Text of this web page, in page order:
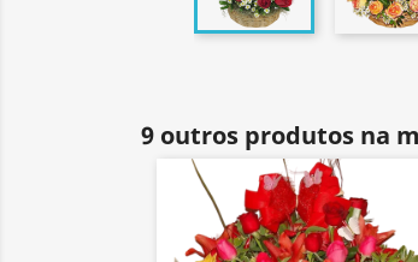
9 outros produtos na